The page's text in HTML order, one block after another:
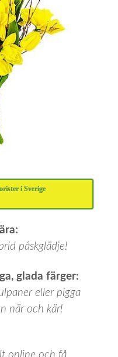
i Sverige
påskglädje!
glada färger:
eller pigga
när och kär!